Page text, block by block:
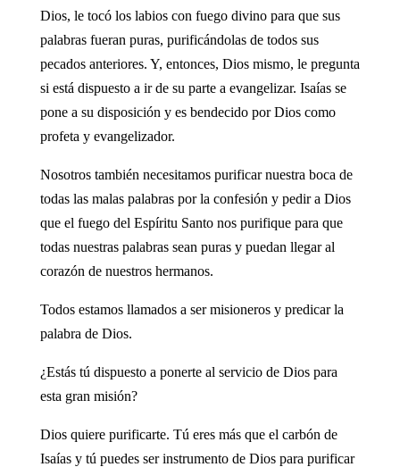
Dios, le tocó los labios con fuego divino para que sus
palabras fueran puras, purificándolas de todos sus
pecados anteriores. Y, entonces, Dios mismo, le pregunta
si está dispuesto a ir de su parte a evangelizar. Isaías se
pone a su disposición y es bendecido por Dios como
profeta y evangelizador.
Nosotros también necesitamos purificar nuestra boca de
todas las malas palabras por la confesión y pedir a Dios
que el fuego del Espíritu Santo nos purifique para que
todas nuestras palabras sean puras y puedan llegar al
corazón de nuestros hermanos.
Todos estamos llamados a ser misioneros y predicar la
palabra de Dios.
¿Estás tú dispuesto a ponerte al servicio de Dios para
esta gran misión?
Dios quiere purificarte. Tú eres más que el carbón de
Isaías y tú puedes ser instrumento de Dios para purificar